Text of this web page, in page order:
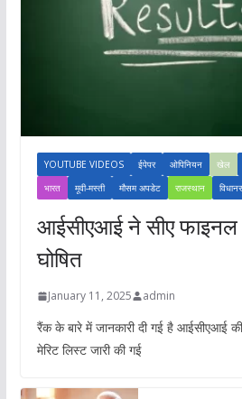
YOUTUBE VIDEOS ईपेपर ओपिनियन खेल
भारत
मूवी-मस्ती मौसम अपडेट राजस्थान
आईसीएआई ने सीए फाइनल
घोषित
January 11, 2025 admin
रैंक के बारे में जानकारी दी गई है आईसीएआई
मेरिट लिस्ट जारी की गई